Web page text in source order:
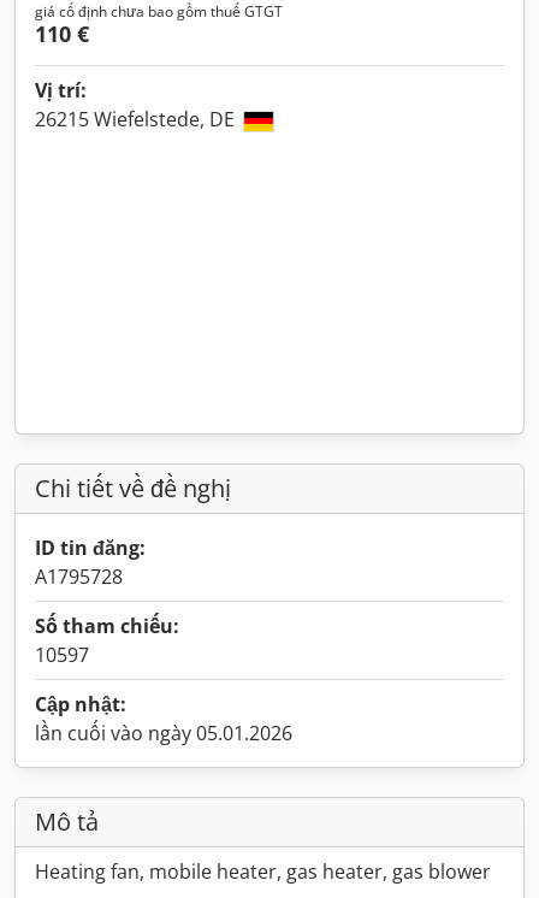
giá cố định chưa bao gồm thuế GTGT
110 €
Vị trí:
26215 Wiefelstede, DE
Chi tiết về đề nghị
ID tin đăng:
A1795728
Số tham chiếu:
10597
Cập nhật:
lần cuối vào ngày 05.01.2026
Mô tả
Heating fan, mobile heater, gas heater, gas blower